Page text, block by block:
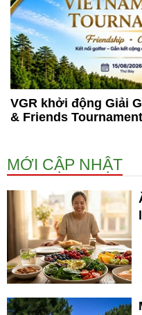
VGR khởi động Giải
& Friends
MỚI CẬP NHẬT